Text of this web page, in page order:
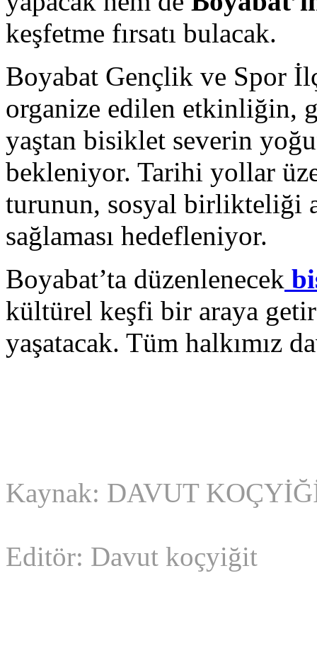
keşfetme fırsatı bulacak.
Boyabat Gençlik ve Spor
organize edilen etkinliğin,
yaştan bisiklet severin
bekleniyor. Tarihi yollar
turunun, sosyal birlikteliği
sağlaması hedefleniyor.
Boyabat’ta düzenlenecek
kültürel keşfi bir araya
yaşatacak. Tüm halkımız
Kaynak: DAVUT
Editör: Davut koçyiğit